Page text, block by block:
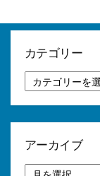
カテゴリー
テ
ゴ
アーカイブ